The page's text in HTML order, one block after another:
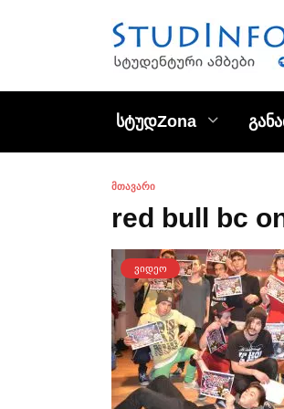
სტუდZona
ᲛᲗᲐᲕᲐᲠᲘ
red bull bc
ᲕᲘᲓᲔᲝ